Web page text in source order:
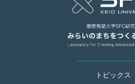
トピックス